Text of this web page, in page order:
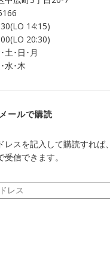
で
ま
す)
14:15)
20:30)
土･日･月
水･木
ールで購読
レスを記入して購読すれば
受信できます。